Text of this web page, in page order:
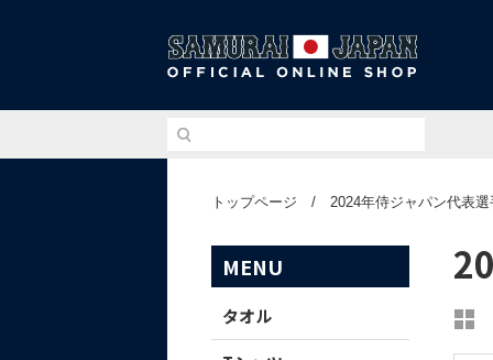
トップページ / 2024年侍ジャパン代表
MENU
タオル